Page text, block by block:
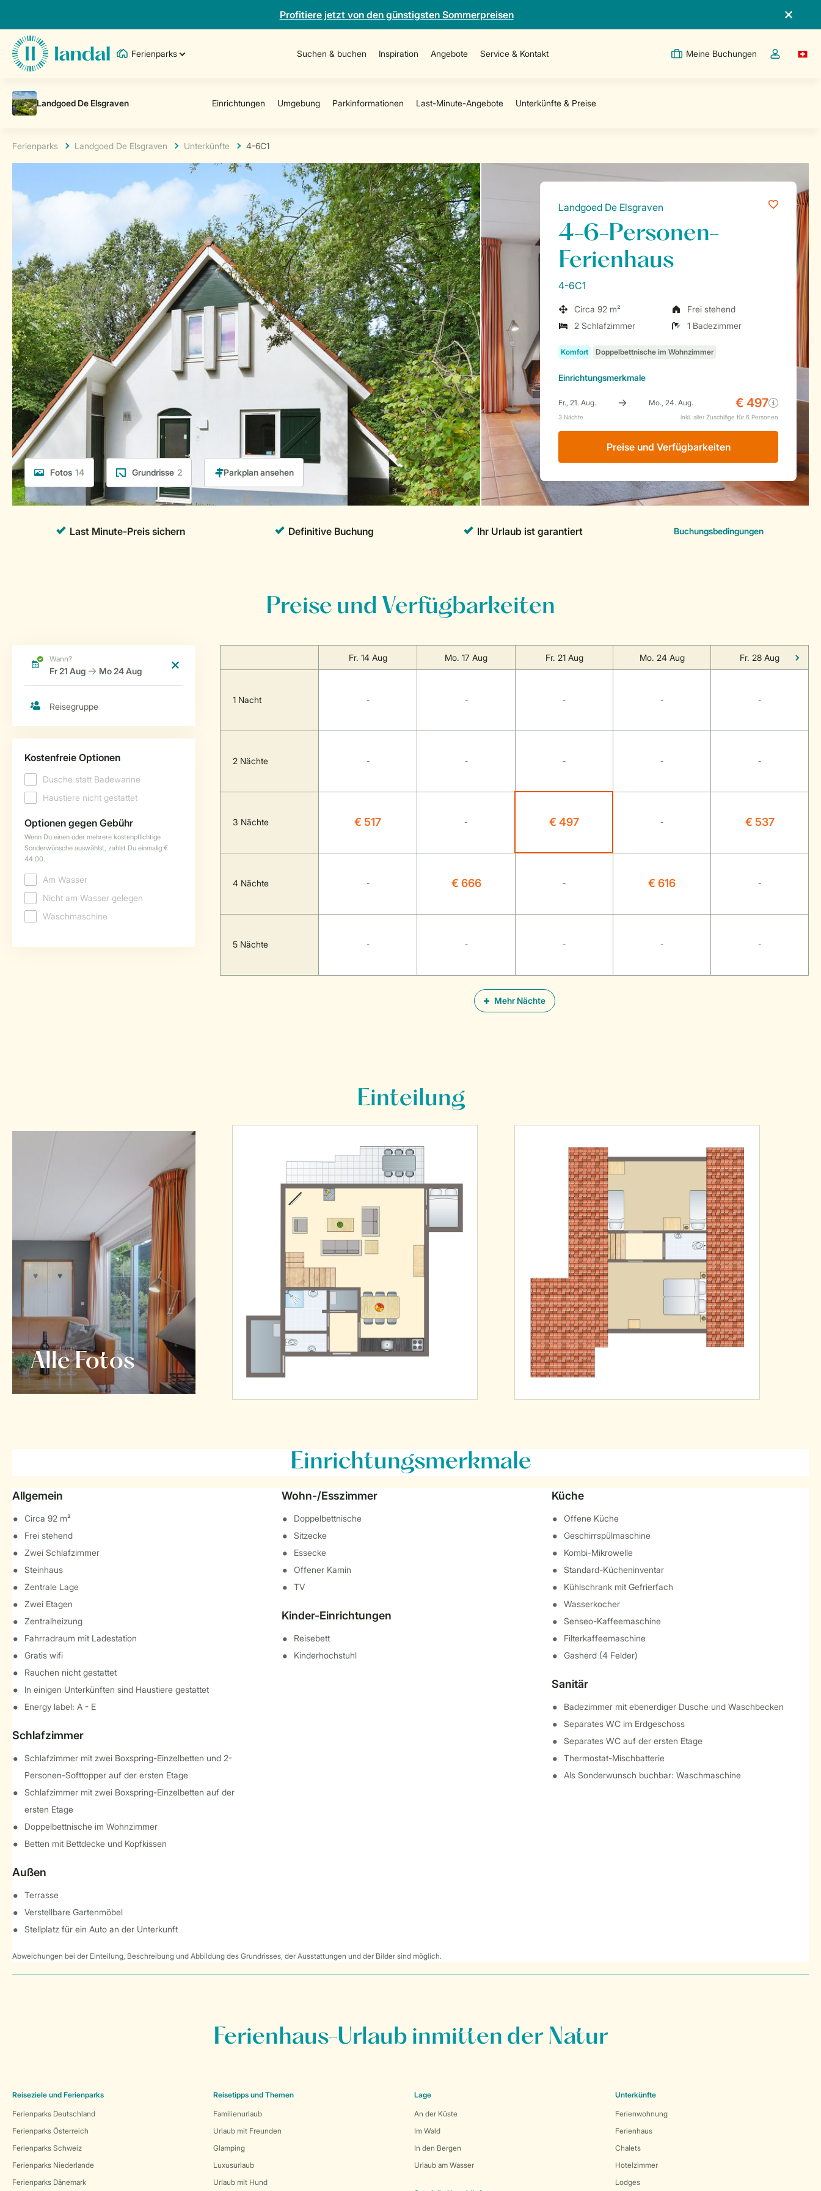
Profitiere jetzt von den günstigsten Sommerpreisen
Ferienparks Suchen & buchen Inspiration Angebote Service & Kontakt Meine Buchungen
Dropdown-
Ferienparks Landgoed De Elsgraven Unterkünfte 4-6C1
Fotos 14 Grundrisse 2
Landgoed De Elsgraven
4-6-Personen-
Ferienhaus
4-6C1
Circa 92 m²
Frei stehend
2 Schlafzimmer
1 Badezimmer
Einrichtungsmerkmale
Preise und Verfügbarkeiten
Preise und Verfügbarkeiten
Mehr Nächte
Fr. 14 Aug Mo. 17 Aug Fr. 21 Aug Mo. 24 Aug Fr. 28 Aug
1 Nacht - - - - -
2 Nächte - - - - -
3 Nächte € 517 - € 497 - € 537
4 Nächte - € 666 - € 616 -
5 Nächte - - - - -
Einteilung
Alle Fotos
Einrichtungsmerkmale
Allgemein
Circa 92 m²
Frei stehend
Zwei Schlafzimmer
Steinhaus
Zentrale Lage
Zwei Etagen
Zentralheizung
Fahrradraum mit Ladestation
Gratis wifi
Rauchen nicht gestattet
In einigen Unterkünften sind Haustiere gestattet
Energy label: A - E
Schlafzimmer
Schlafzimmer mit zwei Boxspring-Einzelbetten und 2-
Personen-Softtopper auf der ersten Etage
Schlafzimmer mit zwei Boxspring-Einzelbetten auf der
ersten Etage
Doppelbettnische im Wohnzimmer
Betten mit Bettdecke und Kopfkissen
Außen
Terrasse
Verstellbare Gartenmöbel
Stellplatz für ein Auto an der Unterkunft
Wohn-/Esszimmer
Doppelbettnische
Sitzecke
Essecke
Offener Kamin
TV
Kinder-Einrichtungen
Reisebett
Kinderhochstuhl
Küche
Offene Küche
Geschirrspülmaschine
Kombi-Mikrowelle
Standard-Kücheninventar
Kühlschrank mit Gefrierfach
Wasserkocher
Senseo-Kaffeemaschine
Filterkaffeemaschine
Gasherd (4 Felder)
Sanitär
Badezimmer mit ebenerdiger Dusche und Waschbecken
Separates WC im Erdgeschoss
Separates WC auf der ersten Etage
Thermostat-Mischbatterie
Als Sonderwunsch buchbar: Waschmaschine
Abweichungen bei der Einteilung, Beschreibung und Abbildung des Grundrisses, der Ausstattungen und der Bilder sind möglich.
Ferienhaus-Urlaub inmitten der Natur
Reiseziele und Ferienparks
Ferienparks Deutschland
Ferienparks Österreich
Ferienparks Schweiz
Ferienparks Niederlande
Ferienparks Dänemark
Reisetipps und Themen
Familienurlaub
Urlaub mit Freunden
Glamping
Luxusurlaub
Urlaub mit Hund
Lage
An der Küste
Im Wald
In den Bergen
Urlaub am Wasser
Unterkünfte
Ferienwohnung
Ferienhaus
Chalets
Hotelzimmer
Lodges